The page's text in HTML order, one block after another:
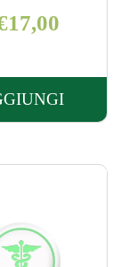
AGGIUNGI